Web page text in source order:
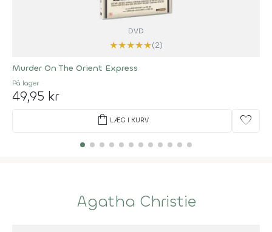
DVD
★★★★★(2)
Murder On The Orient Express
På lager
49,95 kr
shopping_bag LÆG I KURV favorite
Agatha Christie